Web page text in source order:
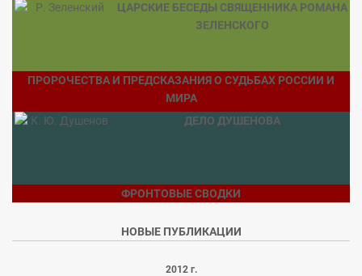
ЦАРСКИЕ БЕСЕДЫ СВЯЩЕННИКА РОМАНА
ЗЕЛЕНСКОГО
ПРОРОЧЕСТВА И ПРЕДСКАЗАНИЯ О СУДЬБАХ РОССИИ И
МИРА
ДЕЛО ДУШЕНОВА
ФРОНТОВЫЕ СВОДКИ
НОВЫЕ ПУБЛИКАЦИИ
2012 г.